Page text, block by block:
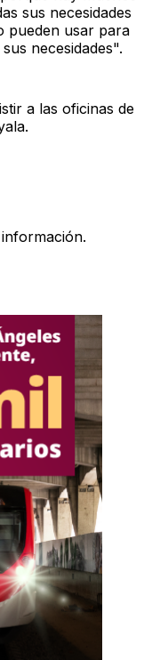
sus necesidades
pueden usar para
necesidades".
a las oficinas de